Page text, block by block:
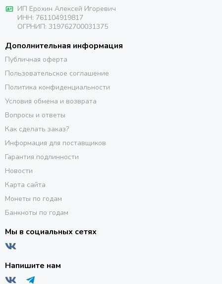
ИП Ерохин Алексей Игоревич
ИНН: 761104919817
ОГРНИП: 319762700031375
Дополнительная информация
Публичная оферта
Пользовательское соглашение
Политика конфиденциальности
Условия обмена и возврата
Вопросы и ответы
Как сделать заказ?
Информация для поставщиков
Гарантия подлинности
Новости
Карта сайта
Монеты по годам
Банкноты по годам
Мы в социальных сетях
Напишите нам